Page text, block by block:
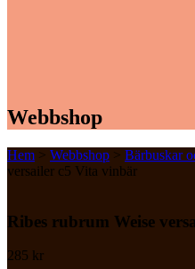
Webbshop
Hem > Webbshop > Bärbuskar
versailer c5 Vita vinbär
Ribes rubrum Weise
285 kr